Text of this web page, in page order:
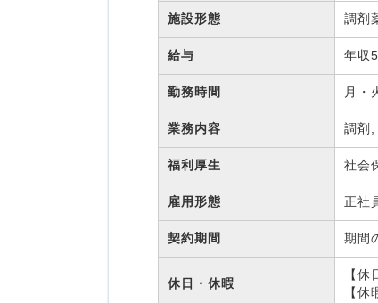
施設形態 調剤
給与 年収
勤務時間 月・
業務内容 調剤,
福利厚生 社会
雇用形態 正社
契約期間 期間
休日・休暇
【
【